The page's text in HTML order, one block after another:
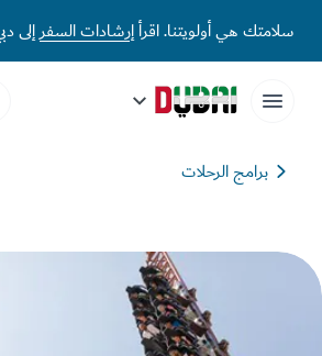
سلامتك هي أولويتنا. اقرأإرشادات السفرإلى دبي.
برامج الرحلات